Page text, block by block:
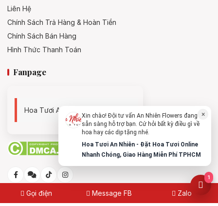
Gọi điện Message FB Zalo
Liên Hệ
Chính Sách Trả Hàng & Hoàn Tiền
Chính Sách Bán Hàng
Hình Thức Thanh Toán
Fanpage
Hoa Tươi An Nhiên - 0938494119 ×
Xin chào! Đội tư vấn An Nhiên Flowers đang
sẵn sàng hỗ trợ bạn. Cứ hỏi bất kỳ điều gì về
hoa hay các dịp tặng nhé.
Hoa Tươi An Nhiên - Đặt Hoa Tươi Online
Nhanh Chóng, Giao Hàng Miễn Phí TPHCM
1